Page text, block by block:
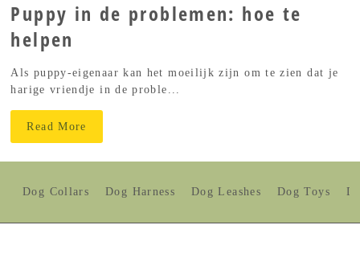
Puppy in de problemen: hoe te
helpen
Als puppy-eigenaar kan het moeilijk zijn om te zien dat je
harige vriendje in de proble...
Read More
Dog Collars Dog Harness Dog Leashes Dog Toys